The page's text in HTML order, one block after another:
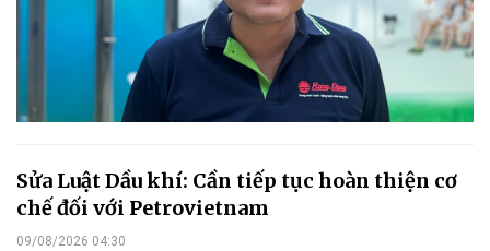
Sửa Luật Dầu khí: Cần tiếp tục hoàn thiện cơ
chế đối với Petrovietnam
09/08/2026 04:30